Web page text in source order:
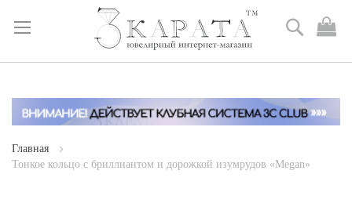
Skip
Content
Поиск
Главная
Тонкое кольцо с бриллиантом и дорожкой изумрудов «Megan»